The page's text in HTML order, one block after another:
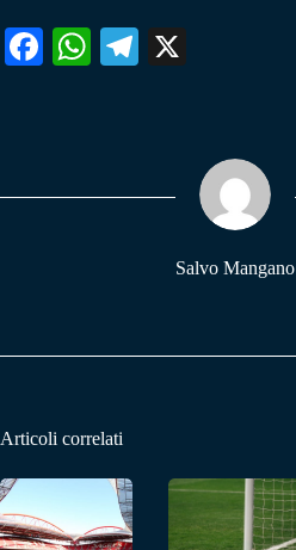
Fa W
pp
Te
m
Salvo Mangano
Articoli correlati